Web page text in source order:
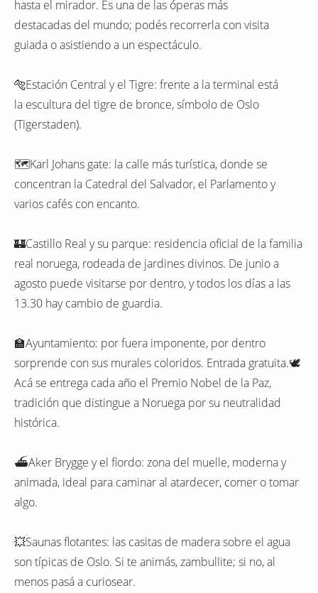
hasta el mirador. Es una de las óperas más
destacadas del mundo; podés recorrerla con visita
guiada o asistiendo a un espectáculo.
🐅Estación Central y el Tigre: frente a la terminal está
la escultura del tigre de bronce, símbolo de Oslo
(Tigerstaden).
🗺Karl Johans gate: la calle más turística, donde se
concentran la Catedral del Salvador, el Parlamento y
varios cafés con encanto.
🏰Castillo Real y su parque: residencia oficial de la familia
real noruega, rodeada de jardines divinos. De junio a
agosto puede visitarse por dentro, y todos los días a las
13.30 hay cambio de guardia.
🏫Ayuntamiento: por fuera imponente, por dentro
sorprende con sus murales coloridos. Entrada gratuita.🕊
Acá se entrega cada año el Premio Nobel de la Paz,
tradición que distingue a Noruega por su neutralidad
histórica.
⛴️Aker Brygge y el fiordo: zona del muelle, moderna y
animada, ideal para caminar al atardecer, comer o tomar
algo.
💥Saunas flotantes: las casitas de madera sobre el agua
son típicas de Oslo. Si te animás, zambullite; si no, al
menos pasá a curiosear.